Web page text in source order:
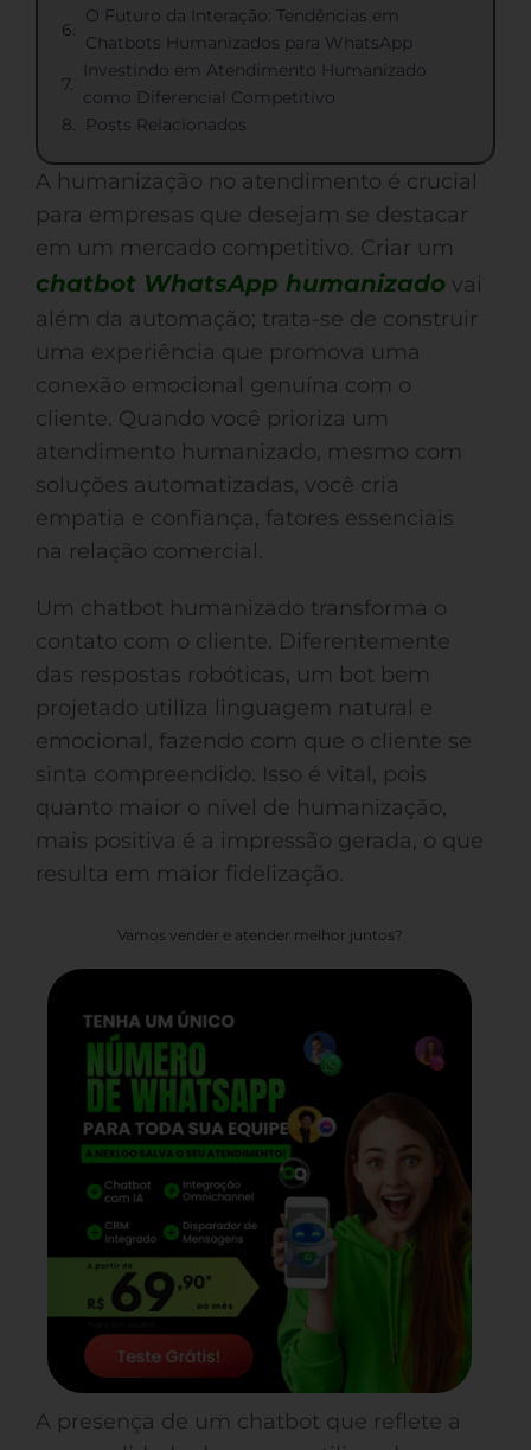
O Futuro da Interação: Tendências em
Chatbots Humanizados para WhatsApp
Investindo em Atendimento Humanizado
como Diferencial Competitivo
Posts Relacionados
A humanização no atendimento é crucial
para empresas que desejam se destacar
em um mercado competitivo. Criar um
chatbot WhatsApp humanizado vai
além da automação; trata-se de construir
uma experiência que promova uma
conexão emocional genuína com o
cliente. Quando você prioriza um
atendimento humanizado, mesmo com
soluções automatizadas, você cria
empatia e confiança, fatores essenciais
na relação comercial.
Um chatbot humanizado transforma o
contato com o cliente. Diferentemente
das respostas robóticas, um bot bem
projetado utiliza linguagem natural e
emocional, fazendo com que o cliente se
sinta compreendido. Isso é vital, pois
quanto maior o nível de humanização,
mais positiva é a impressão gerada, o que
resulta em maior fidelização.
Vamos vender e atender melhor juntos?
A presença de um chatbot que reflete a